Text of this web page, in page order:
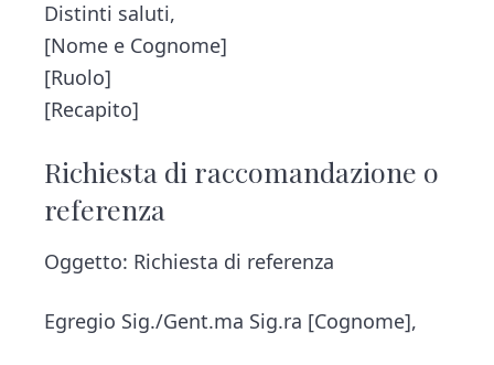
Distinti saluti,
[Nome e Cognome]
[Ruolo]
[Recapito]
Richiesta di raccomandazione o
referenza
Oggetto: Richiesta di referenza
Egregio Sig./Gent.ma Sig.ra [Cognome],